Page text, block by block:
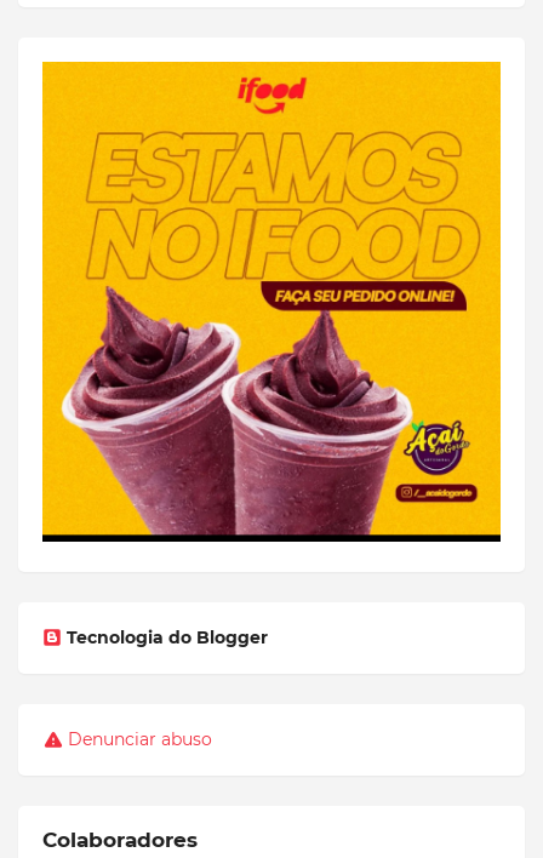
Tecnologia do Blogger
Denunciar abuso
Colaboradores